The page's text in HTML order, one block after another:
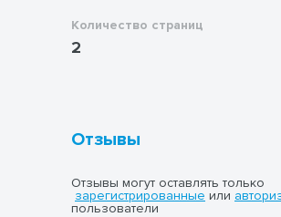
Количество страниц
2
Отзывы
Отзывы могут оставлять только
зарегистрированные или
пользователи